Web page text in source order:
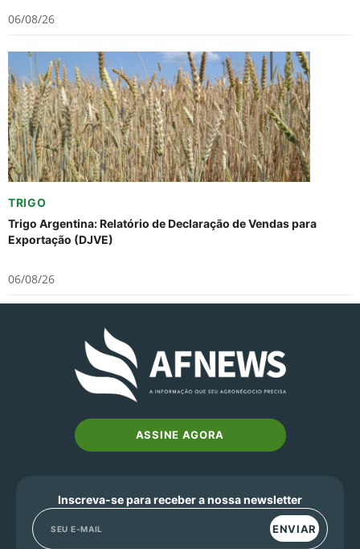
06/08/26
TRIGO
Trigo Argentina: Relatório de Declaração de Vendas para
Exportação (DJVE)
06/08/26
ASSINE AGORA
Inscreva-se para receber a nossa newsletter
ENVIAR